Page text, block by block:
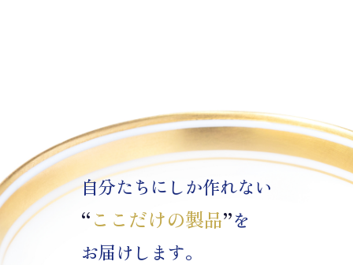
自分たちにしか作れない
“ここだけの製品”を
お届けします。